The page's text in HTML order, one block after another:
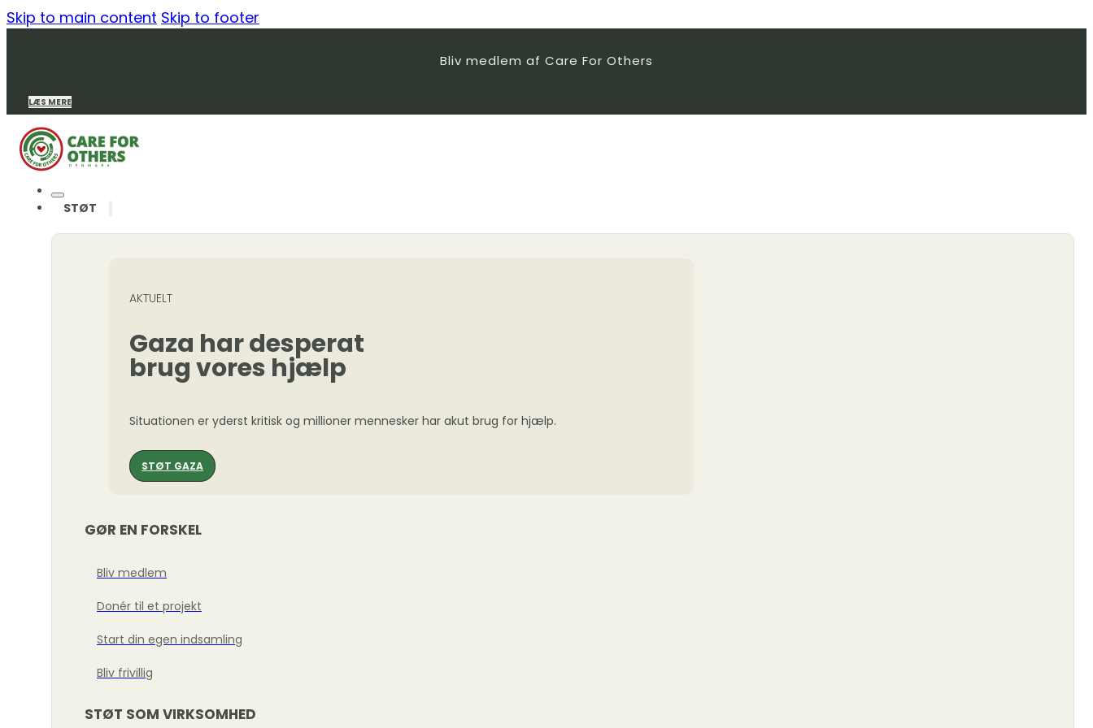
Skip to main content Skip to footer
Bliv medlem af Care For Others
LÆS MERE
STØT
AKTUELT
Gaza har desperat
brug vores hjælp
Situationen er yderst kritisk og millioner mennesker har akut brug for hjælp.
STØT GAZA
GØR EN FORSKEL
Bliv medlem
Donér til et projekt
Start din egen indsamling
Bliv frivillig
STØT SOM VIRKSOMHED